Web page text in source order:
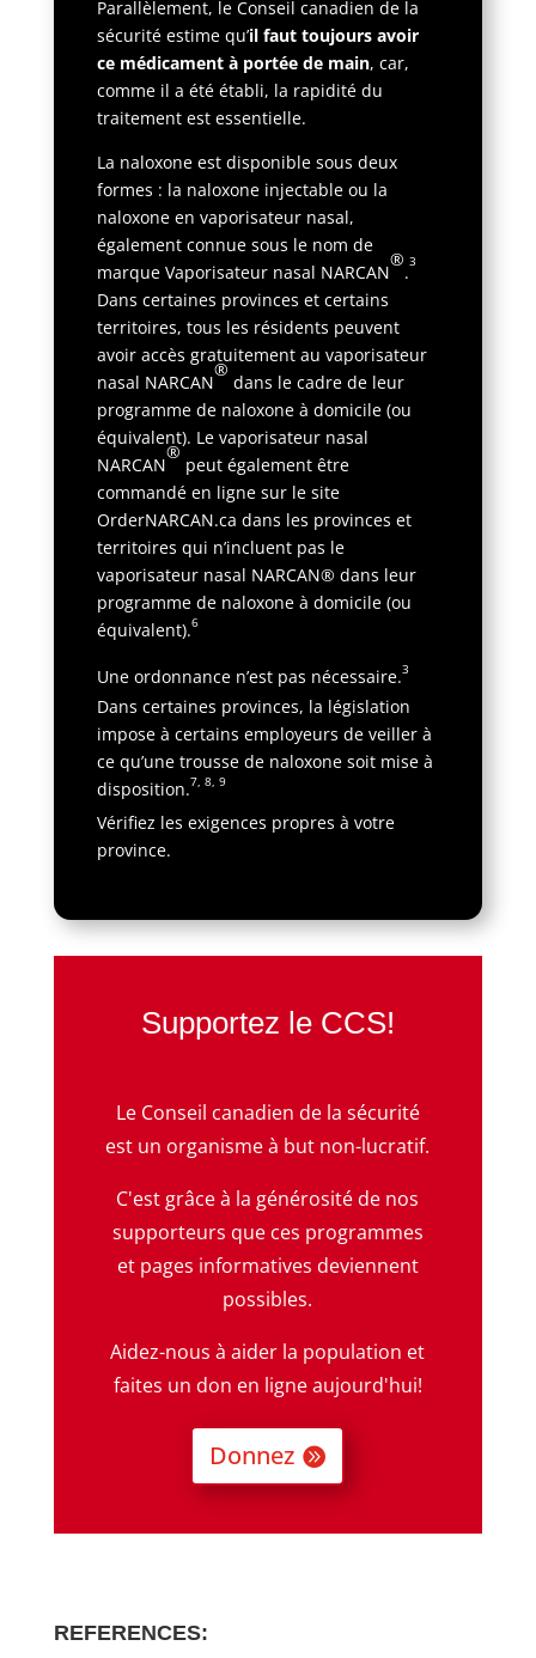
Parallèlement, le Conseil canadien de la
sécurité estime qu’il faut toujours avoir
ce médicament à portée de main, car,
comme il a été établi, la rapidité du
traitement est essentielle.
La naloxone est disponible sous deux
formes : la naloxone injectable ou la
naloxone en vaporisateur nasal,
également connue sous le nom de
marque Vaporisateur nasal NARCAN
®
.
3
Dans certaines provinces et certains
territoires, tous les résidents peuvent
avoir accès gratuitement au vaporisateur
nasal NARCAN
®
dans le cadre de leur
programme de naloxone à domicile (ou
équivalent). Le vaporisateur nasal
NARCAN
®
peut également être
commandé en ligne sur le site
OrderNARCAN.ca dans les provinces et
territoires qui n’incluent pas le
vaporisateur nasal NARCAN® dans leur
programme de naloxone à domicile (ou
équivalent).6
Une ordonnance n’est pas nécessaire.3
Dans certaines provinces, la législation
impose à certains employeurs de veiller à
ce qu’une trousse de naloxone soit mise à
disposition.7, 8, 9
Vérifiez les exigences propres à votre
province.
Supportez le CCS!
Le Conseil canadien de la sécurité
est un organisme à but non-lucratif.
C'est grâce à la générosité de nos
supporteurs que ces programmes
et pages informatives deviennent
possibles.
Aidez-nous à aider la population et
faites un don en ligne aujourd'hui!
Donnez
REFERENCES: